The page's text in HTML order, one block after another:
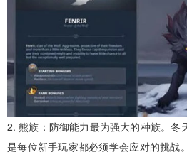
2. 熊族：防御能力最为强大的种族。冬
是每位新手玩家都必须学会应对的挑战